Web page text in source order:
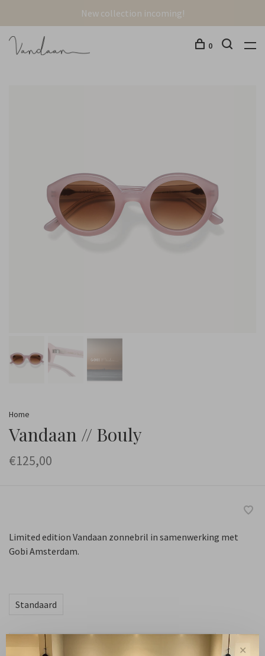
New collection incoming!
0
Home
Vandaan // Bouly
€125,00
Limited edition Vandaan zonnebril in samenwerking met
Gobi Amsterdam.
Standaard
Aantal: ✕